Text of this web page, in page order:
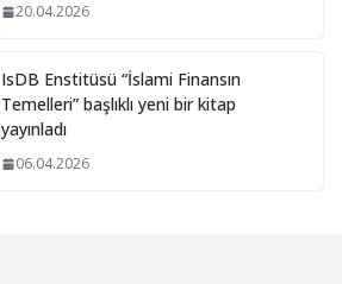
20.04.2026
IsDB Enstitüsü “İslami Finansın
Temelleri” başlıklı yeni bir kitap
yayınladı
06.04.2026